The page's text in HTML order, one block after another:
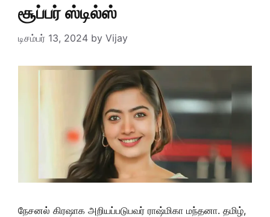
சூப்பர் ஸ்டில்ஸ்
டிசம்பர் 13, 2024 by Vijay
நேசனல் கிரஷாக அறியப்படுபவர் ராஷ்மிகா மந்தனா. தமிழ்,